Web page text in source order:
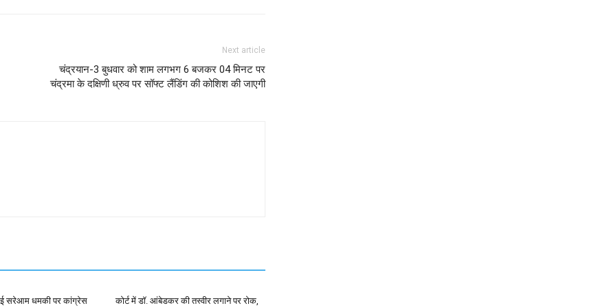
Next article
चंद्रयान-3 बुधवार को शाम लगभग 6 बजकर 04 मिनट पर
चंद्रमा के दक्षिणी ध्रुव पर सॉफ्ट लैंडिंग की कोशिश की जाएगी
सरेआम धमकी पर कांग्रेस कोर्ट में डॉ. आंबेडकर की तस्वीर लगाने पर रोक,